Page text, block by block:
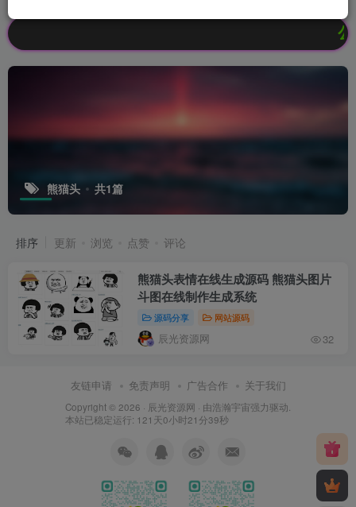
公
熊猫头 共1篇
排序 更新 浏览 点赞 评论
熊猫头表情在线生成源码 熊猫头图片
斗图在线制作生成系统
源码分享 网站源码
辰光资源网 32
友链申请 免责声明 广告合作 关于我们
Copyright © 2026 · 辰光资源网 · 由浩瀚宇宙强力驱动.
本站已稳定运行: 121天0小时21分39秒